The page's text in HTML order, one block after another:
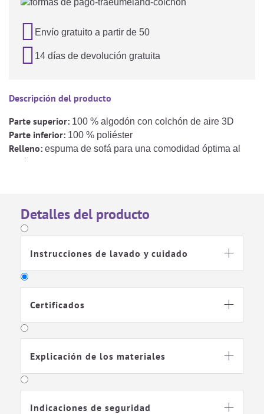
 Envío gratuito a partir de 50
 14 días de devolución gratuita
Descripción del producto
Parte superior: 100 % algodón con colchón de aire 3D
Parte inferior: 100 % poliéster
Relleno: espuma de sofá para una comodidad óptima al
tumbarse
transpirable favorece la circulación del aire y ayuda a
reducir la acumulación de calor. El núcleo del colchón de
alta calidad proporciona notablemente más apoyo y
comodidad que los nidos para bebés convencionales. Un
protección adicionales. La base lavable proporciona una
para bebés sea especialmente adecuado para el uso
Detalles del producto
Instrucciones de lavado y cuidado 
Certificados 
Explicación de los materiales 
Indicaciones de seguridad 